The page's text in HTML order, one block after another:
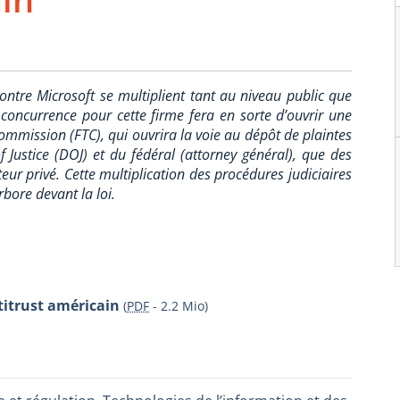
Microsoft se multiplient tant au niveau public que
pour cette firme fera en sorte d’ouvrir une
(FTC), qui ouvrira la voie au dépôt de plaintes
(DOJ) et du fédéral (attorney général), que des
privé. Cette multiplication des procédures judiciaires
devant la loi.
américain (PDF - 2.2 Mio)